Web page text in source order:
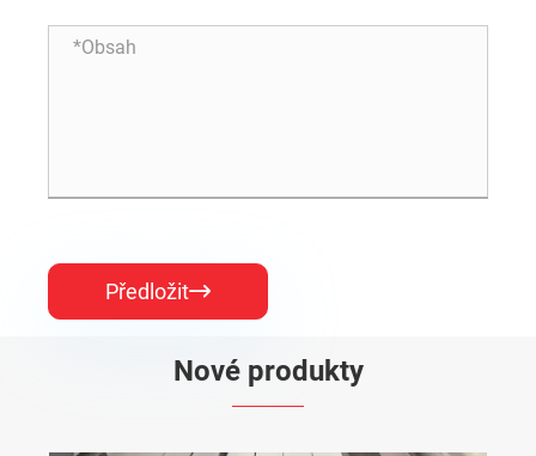
Předložit
Nové produkty